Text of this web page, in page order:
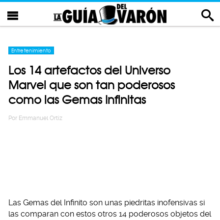
Entretenimiento
Los 14 artefactos del Universo
Marvel que son tan poderosos
como las Gemas Infinitas
Por Emmanuel Ortiz
Las Gemas del Infinito son unas piedritas inofensivas si
las comparan con estos otros 14 poderosos objetos del